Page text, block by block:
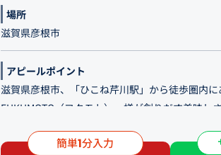
場所
滋賀県彦根市
アピールポイント
滋賀県彦根市、「ひこね芹川駅」から徒歩圏内
FUKUMOTO（フクモト）」様が創りだす美味し
す。 店舗の情報発信と認知アップが主な制作目
簡単1分入力